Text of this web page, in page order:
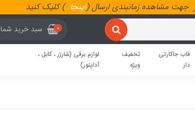
جهت مشاهده زمانبندی ارسال (اینجا..) کلیک کنید
0 سبد خرید شما
قاب جاکارتی
دار
تخفیف
ویژه
لوازم برقی (شارژر ، کابل ،
آداپتور)